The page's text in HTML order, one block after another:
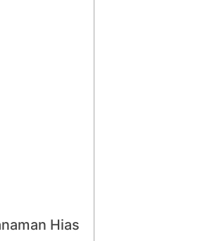
Hias